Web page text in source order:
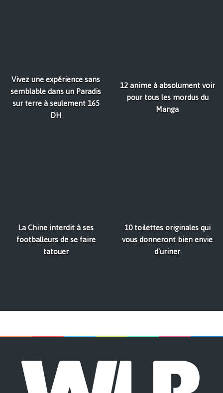
Vivez une expérience sans
semblable dans un Paradis
sur terre à seulement 165
DH
12 anime à absolument voir
pour tous les mordus du
Manga
La Chine interdit à ses
footballeurs de se faire
tatouer
10 toilettes originales qui
vous donneront bien envie
d'uriner